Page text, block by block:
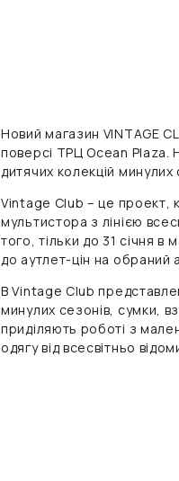
Новий магазин VINTAGE
поверсі ТРЦ Ocean Plaza.
дитячих колекцій
Vintage Club – це проект,
мультистора з лінією
того, тiльки до 31 сiчня в
до аутлет-цін на обраний
В Vintage Club
минулих сезонів, сумки,
приділяють роботі з
одягу від всесвітньо